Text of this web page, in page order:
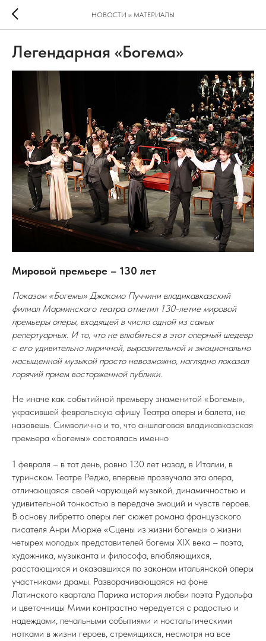
НОВОСТИ и МАТЕРИАЛЫ
Легендарная «Богема»
Мировой премьере – 130 лет
Показом «Богемы» Джакомо Пуччини владикавказский
филиал Мариинского театра отметил 130-летие мировой
премьеры оперы, входящей в число одной из самых
репертуарных. И то, что не влюбиться в этот оперный шедевр
с его удивительно лиричной, выразительной и эмоционально
насыщенной музыкой просто невозможно, наглядно показал
горячий прием восторженной публики.
Не иначе как событийной премьеру знаменитой «Богемы»,
украсившей февральскую афишу Театра оперы и балета, не
назовешь. Символично и то, что аншлаговая владикавказская
премьера «Богемы» состоялась именно
1 февраля – в тот день, ровно 130 лет назад, в Италии, в
туринском Театре Реджо, впервые прозвучала эта опера,
отличающаяся своей чарующей музыкой, динамичностью и
удивительной тонкостью в передаче эмоций и чувств героев.
В основу либретто оперы лег сюжет романа французского
писателя Анри Мюрже «Сцены из жизни богемы» о жизни
четырех молодых представителей богемы XIX века – поэта,
художника, музыканта и философа, влюбляющихся,
расстающихся и оказавшихся по законам итальянской оперы
участниками драмы. Разворачивающаяся на фоне
Латинского квартала Парижа история любви поэта Рудольфа
и цветочницы Мими контрастно чередуется с радостью и
надеждами, печальными событиями и ностальгическими
нотками в жизни героев, стремящихся, несмотря на все